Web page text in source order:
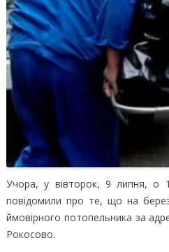
Учора, у вівторок, 9 липня, о
повідомили про те, що на
ймовірного потопельника за
Рокосово.